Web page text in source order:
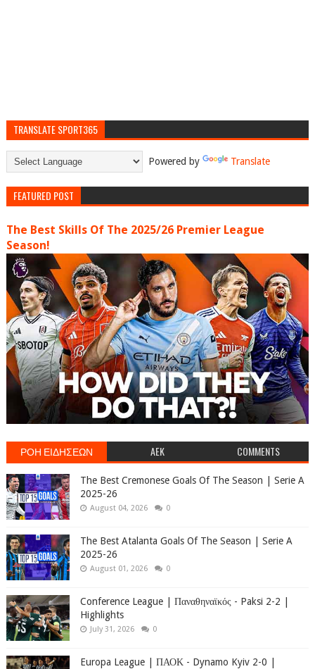
TRANSLATE SPORT365
Powered by Translate
FEATURED POST
The Best Skills Of The 2025/26 Premier League
Season!
ΡΟΗ ΕΙΔΗΣΕΩΝ AEK COMMENTS
The Best Cremonese Goals Of The Season | Serie A
2025-26
August 04, 2026 0
The Best Atalanta Goals Of The Season | Serie A
2025-26
August 01, 2026 0
Conference League | Παναθηναϊκός - Paksi 2-2 |
Highlights
July 31, 2026 0
Europa League | ΠΑΟΚ - Dynamo Kyiv 2-0 |